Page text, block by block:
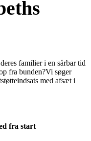
familier i en sårbar tid
fra bunden?Vi søger
med afsæt i
fra start